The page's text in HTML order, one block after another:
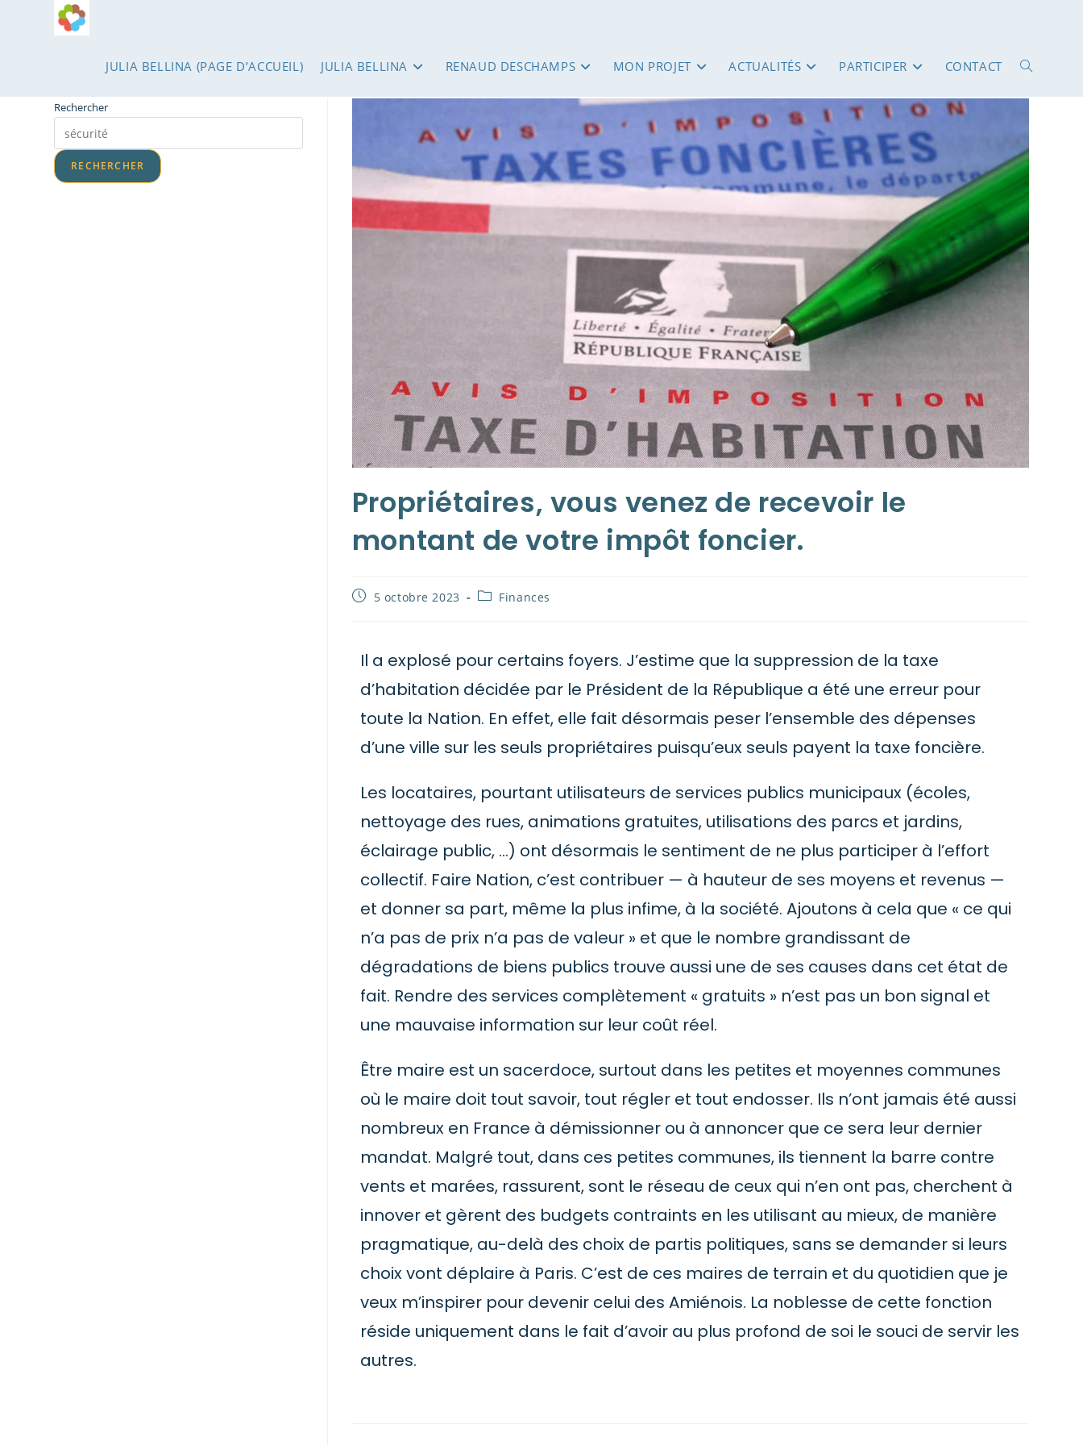
JULIA BELLINA (PAGE D’ACCUEIL) JULIA BELLINA RENAUD DESCHAMPS MON PROJET ACTUALITÉS PARTICIPER CONTACT
Rechercher
RECHERCHER
Propriétaires, vous venez de recevoir le
montant de votre impôt foncier.
5 octobre 2023 Finances
Il a explosé pour certains foyers. J’estime que la suppression de la taxe
d’habitation décidée par le Président de la République a été une erreur pour
toute la Nation. En effet, elle fait désormais peser l’ensemble des dépenses
d’une ville sur les seuls propriétaires puisqu’eux seuls payent la taxe foncière.
Les locataires, pourtant utilisateurs de services publics municipaux (écoles,
nettoyage des rues, animations gratuites, utilisations des parcs et jardins,
éclairage public, …) ont désormais le sentiment de ne plus participer à l’effort
collectif. Faire Nation, c’est contribuer — à hauteur de ses moyens et revenus —
et donner sa part, même la plus infime, à la société. Ajoutons à cela que « ce qui
n’a pas de prix n’a pas de valeur » et que le nombre grandissant de
dégradations de biens publics trouve aussi une de ses causes dans cet état de
fait. Rendre des services complètement « gratuits » n’est pas un bon signal et
une mauvaise information sur leur coût réel.
Être maire est un sacerdoce, surtout dans les petites et moyennes communes
où le maire doit tout savoir, tout régler et tout endosser. Ils n’ont jamais été aussi
nombreux en France à démissionner ou à annoncer que ce sera leur dernier
mandat. Malgré tout, dans ces petites communes, ils tiennent la barre contre
vents et marées, rassurent, sont le réseau de ceux qui n’en ont pas, cherchent à
innover et gèrent des budgets contraints en les utilisant au mieux, de manière
pragmatique, au-delà des choix de partis politiques, sans se demander si leurs
choix vont déplaire à Paris. C’est de ces maires de terrain et du quotidien que je
veux m’inspirer pour devenir celui des Amiénois. La noblesse de cette fonction
réside uniquement dans le fait d’avoir au plus profond de soi le souci de servir les
autres.